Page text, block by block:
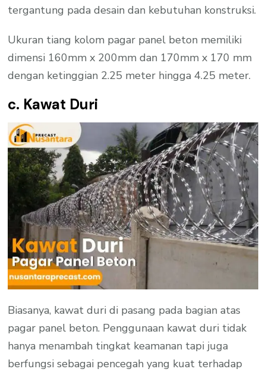
tergantung pada desain dan kebutuhan konstruksi.
Ukuran tiang kolom pagar panel beton memiliki
dimensi 160mm x 200mm dan 170mm x 170 mm
dengan ketinggian 2.25 meter hingga 4.25 meter.
c. Kawat Duri
Biasanya, kawat duri di pasang pada bagian atas
pagar panel beton. Penggunaan kawat duri tidak
hanya menambah tingkat keamanan tapi juga
berfungsi sebagai pencegah yang kuat terhadap